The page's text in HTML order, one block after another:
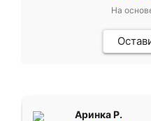
На
Аринка Р.